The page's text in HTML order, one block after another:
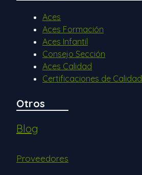
Aces
Aces Formación
Aces Infantil
Consejo Sección
Aces Calidad
Certificaciones de Calidad
Otros
Blog
Proveedores